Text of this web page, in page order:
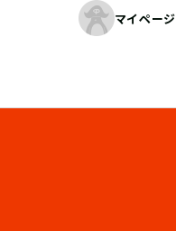
マイページ